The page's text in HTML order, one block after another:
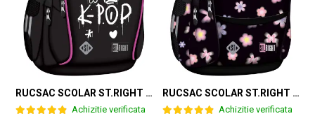
RUCSAC SCOLAR ST.RIGHT 4 COMPARTIMENTE BP-01 K-POP RHYTHM 698002
Achizitie verificata
RUCSAC SCOLAR ST.RIGHT 4 COMPARTIMENTE BP-01 FLOWER MOOD 697036
Achizitie verificata